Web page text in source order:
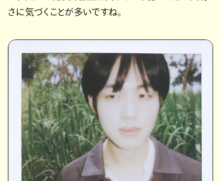
さに気づくことが多いですね。